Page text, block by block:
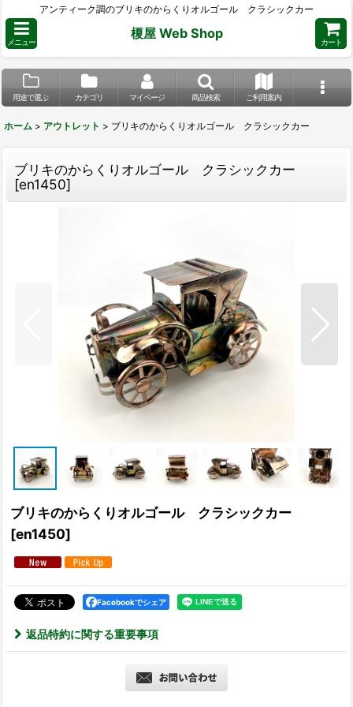
アンティーク調のブリキのからくりオルゴール クラシックカー
メニュー
榎屋 Web Shop
カート
用途で選ぶ カテゴリ マイページ 商品検索 ご利用案内
ホーム > アウトレット > ブリキのからくりオルゴール クラシックカー
ブリキのからくりオルゴール クラシックカー
[en1450]
ブリキのからくりオルゴール クラシックカー
[en1450]
Facebookでシェア
返品特約に関する重要事項